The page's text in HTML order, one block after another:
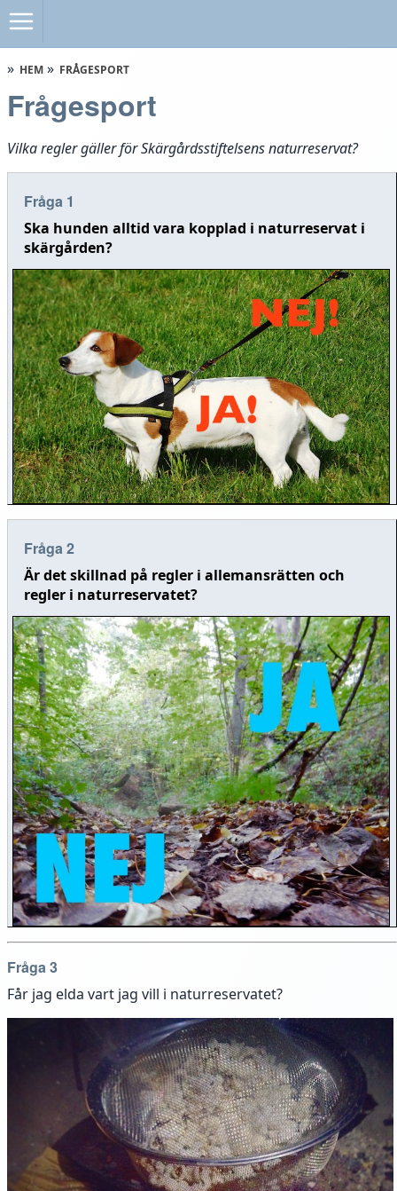
HEM FRÅGESPORT
Frågesport
Vilka regler gäller för Skärgårdsstiftelsens naturreservat?
Fråga 1
Ska hunden alltid vara kopplad i naturreservat i
skärgården?
Fråga 2
Är det skillnad på regler i allemansrätten och
regler i naturreservatet?
Fråga 3
Får jag elda vart jag vill i naturreservatet?